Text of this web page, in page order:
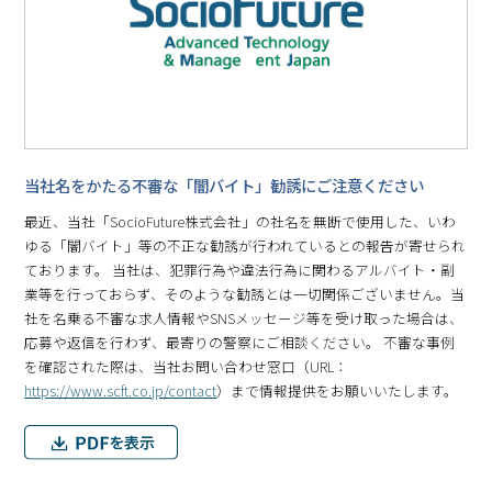
当社名をかたる不審な「闇バイト」勧誘にご注意ください
最近、当社「SocioFuture株式会社」の社名を無断で使用した、いわ
ゆる「闇バイト」等の不正な勧誘が行われているとの報告が寄せられ
ております。 当社は、犯罪行為や違法行為に関わるアルバイト・副
業等を行っておらず、そのような勧誘とは一切関係ございません。当
社を名乗る不審な求人情報やSNSメッセージ等を受け取った場合は、
応募や返信を行わず、最寄りの警察にご相談ください。 不審な事例
を確認された際は、当社お問い合わせ窓口（URL：
https://www.scft.co.jp/contact）まで情報提供をお願いいたします。